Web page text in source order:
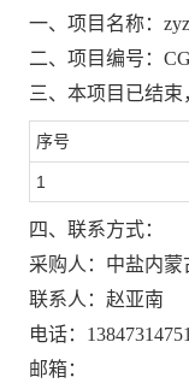
一、项目名称：
二、项目编号：
三、本项目已结
序号
1
四、联系方式：
采购人： 中盐内蒙
联系人： 赵亚南
电话： 13847314751
邮箱：